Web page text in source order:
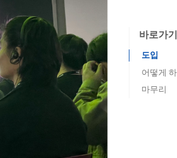
바로가기
도입
마무리